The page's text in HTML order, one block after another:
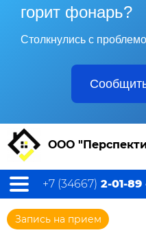
горит фонарь?
Столкнулись с
ООО
+7 (34667) 2-01-
Запись на прием